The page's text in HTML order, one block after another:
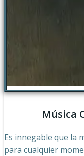
Música
Es innegable que la
para cualquier